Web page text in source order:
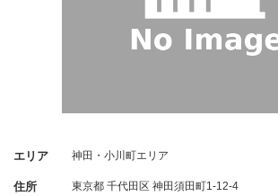
エリア 神田・小川町エリア
住所 東京都 千代田区 神田須田町1-12-4